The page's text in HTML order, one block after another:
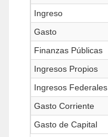
Ingreso
Gasto
Finanzas Públicas
Ingresos Propios
Ingresos Federales
Gasto Corriente
Gasto de Capital